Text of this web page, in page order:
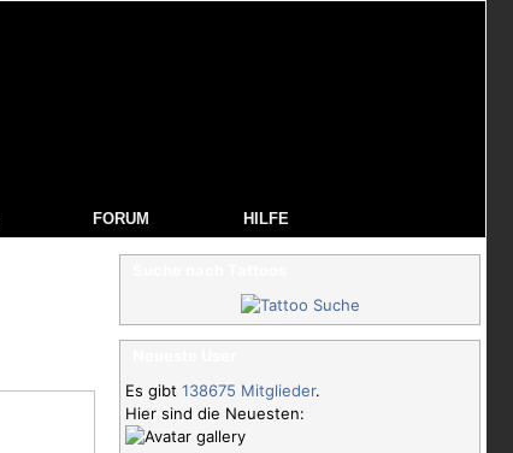
FORUM HILFE
Es gibt 138675 Mitglieder.
Hier sind die Neuesten: